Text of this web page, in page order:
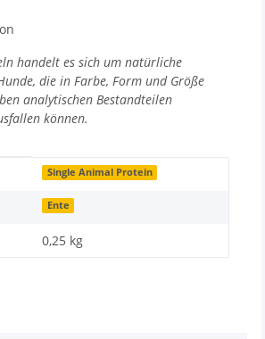
handelt es sich um natürliche
die in Farbe, Form und Größe
analytischen Bestandteilen
können.
Single Animal Protein
Ente
0,25 kg